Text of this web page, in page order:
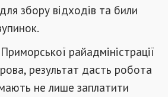
збору відходів та били
райадміністрації
результат дасть робота
не лише заплатити